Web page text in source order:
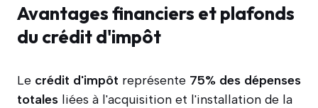
Avantages financiers et plafonds
du crédit d'impôt
Le crédit d'impôt représente 75% des dépenses
totales liées à l'acquisition et l'installation de la